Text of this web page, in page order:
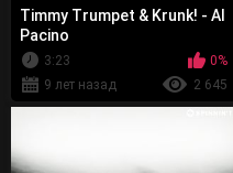
Timmy Trumpet & Krunk! - Al
Pacino
3:23
0%
9 лет назад
2 645